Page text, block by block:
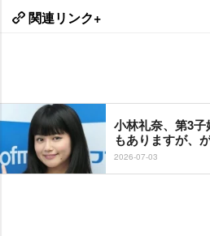
関連リンク+
小林礼奈、第3
もありますが、
2026-07-03